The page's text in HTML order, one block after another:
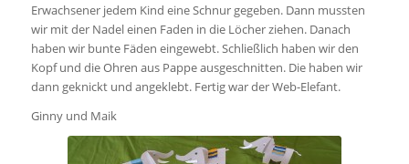
Erwachsener jedem Kind eine Schnur gegeben. Dann mussten
wir mit der Nadel einen Faden in die Löcher ziehen. Danach
haben wir bunte Fäden eingewebt. Schließlich haben wir den
Kopf und die Ohren aus Pappe ausgeschnitten. Die haben wir
dann geknickt und angeklebt. Fertig war der Web-Elefant.
Ginny und Maik